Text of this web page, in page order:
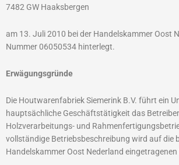
7482 GW Haaksbergen
am 13. Juli 2010 bei der Handelskammer Oost
Nummer 06050534 hinterlegt.
Erwägungsgründe
Die Houtwarenfabriek Siemerink B.V. führt ein
hauptsächliche Geschäftstätigkeit das
Holzverarbeitungs- und
vollständige Betriebsbeschreibung wird auf die
Handelskammer Oost Nederland eingetragenen